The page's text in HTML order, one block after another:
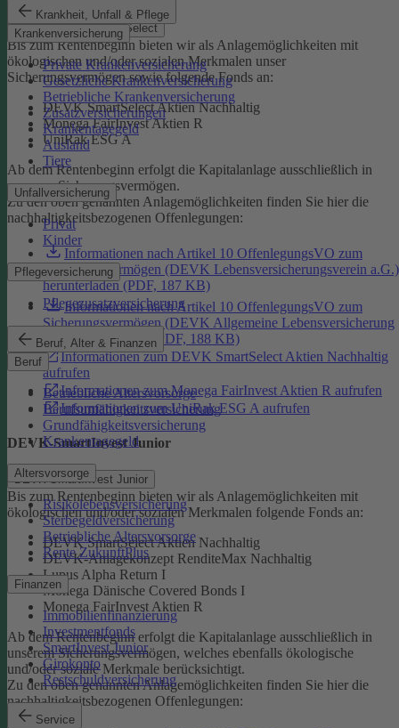
Krankheit, Unfall & Pflege
Krankenversicherung
Private Krankenversicherung
Gesetzliche Krankenversicherung
Betriebliche Krankenversicherung
Zusatzversicherungen
Krankentagegeld
Ausland
Tiere
Unfallversicherung
Privat
Kinder
Pflegeversicherung
Pflegezusatzversicherung
Beruf, Alter & Finanzen
Beruf
Betriebliche Altersvorsorge
Berufsunfähigkeitsversicherung
Grundfähigkeitsversicherung
Krankentagegeld
Altersvorsorge
Risikolebensversicherung
Sterbegeldversicherung
Betriebliche Altersvorsorge
Rente ZukunftPlus
Finanzen
Immobilienfinanzierung
Investmentfonds
SmartInvest Junior
Girokonto
Restschuldversicherung
Service
SpardaFlexiVorsorge Select
Bis zum Rentenbeginn bieten wir als Anlagemöglichkeiten mit
ökologischen und/oder sozialen Merkmalen unser
Sicherungsvermögen sowie folgende Fonds an:
DEVK SmartSelect Aktien Nachhaltig
Monega FairInvest Aktien R
UniRak ESG A
Ab dem Rentenbeginn erfolgt die Kapitalanlage ausschließlich in
unserem Sicherungsvermögen.
Zu den oben genannten Anlagemöglichkeiten finden Sie hier die
nachhaltigkeitsbezogenen Offenlegungen:
Informationen nach Artikel 10 OffenlegungsVO zum
Sicherungsvermögen (DEVK Lebensversicherungsverein a.G.)
herunterladen (PDF, 187 KB)
Informationen nach Artikel 10 OffenlegungsVO zum
Sicherungsvermögen (DEVK Allgemeine Lebensversicherung
AG) herunterladen (PDF, 188 KB)
Informationen zum DEVK SmartSelect Aktien Nachhaltig
aufrufen
Informationen zum Monega FairInvest Aktien R aufrufen
Informationen zum UniRak ESG A aufrufen
DEVK-SmartInvest Junior
DEVK-SmartInvest Junior
Bis zum Rentenbeginn bieten wir als Anlagemöglichkeiten mit
ökologischen und/oder sozialen Merkmalen folgende Fonds an:
DEVK SmartSelect Aktien Nachhaltig
DEVK-Anlagekonzept RenditeMax Nachhaltig
Lupus Alpha Return I
Monega Dänische Covered Bonds I
Monega FairInvest Aktien R
Ab dem Rentenbeginn erfolgt die Kapitalanlage ausschließlich in
unserem Sicherungsvermögen, welches ebenfalls ökologische
und/oder soziale Merkmale berücksichtigt.
Zu den oben genannten Anlagemöglichkeiten finden Sie hier die
nachhaltigkeitsbezogenen Offenlegungen: